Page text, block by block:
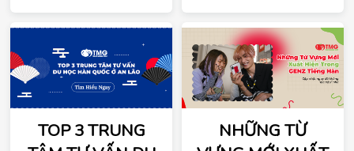
hiệu quả – chuẩn quốc tế.
TOP 3 TRUNG
NHỮNG TỪ